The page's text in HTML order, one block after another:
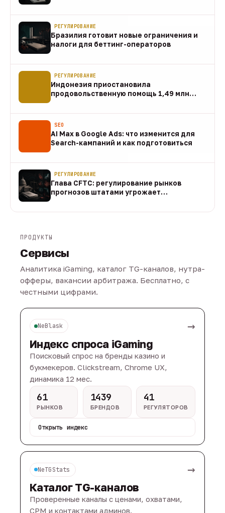
РЕГУЛИРОВАНИЕ
Бразилия готовит новые ограничения и
налоги для беттинг-операторов
РЕГУЛИРОВАНИЕ
Индонезия приостановила
продовольственную помощь 1,49 млн
SEO
AI Max в Google Ads: что изменится для
Search-кампаний и как подготовиться
РЕГУЛИРОВАНИЕ
Глава CFTC: регулирование рынков
прогнозов штатами угрожает
ПРОДУКТЫ
Сервисы
Аналитика iGaming, каталог TG-каналов, нутра-
офферы, вакансии арбитража. Бесплатно, с
честными цифрами.
NeBlask →
Индекс спроса iGaming
Поисковый спрос на бренды казино и
букмекеров. Clickstream, Chrome UX,
динамика 12 мес.
61
РЫНКОВ
1439
БРЕНДОВ
41
РЕГУЛЯТОРОВ
Открыть индекс
NeTGStats →
Каталог TG-каналов
Проверенные каналы с ценами, охватами,
CPM и контактами админов.